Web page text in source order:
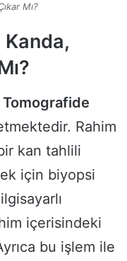
Mı?
Kanda,
Tomografide
Rahim
kan tahlili
için biyopsi
içerisindeki
bu işlem ile